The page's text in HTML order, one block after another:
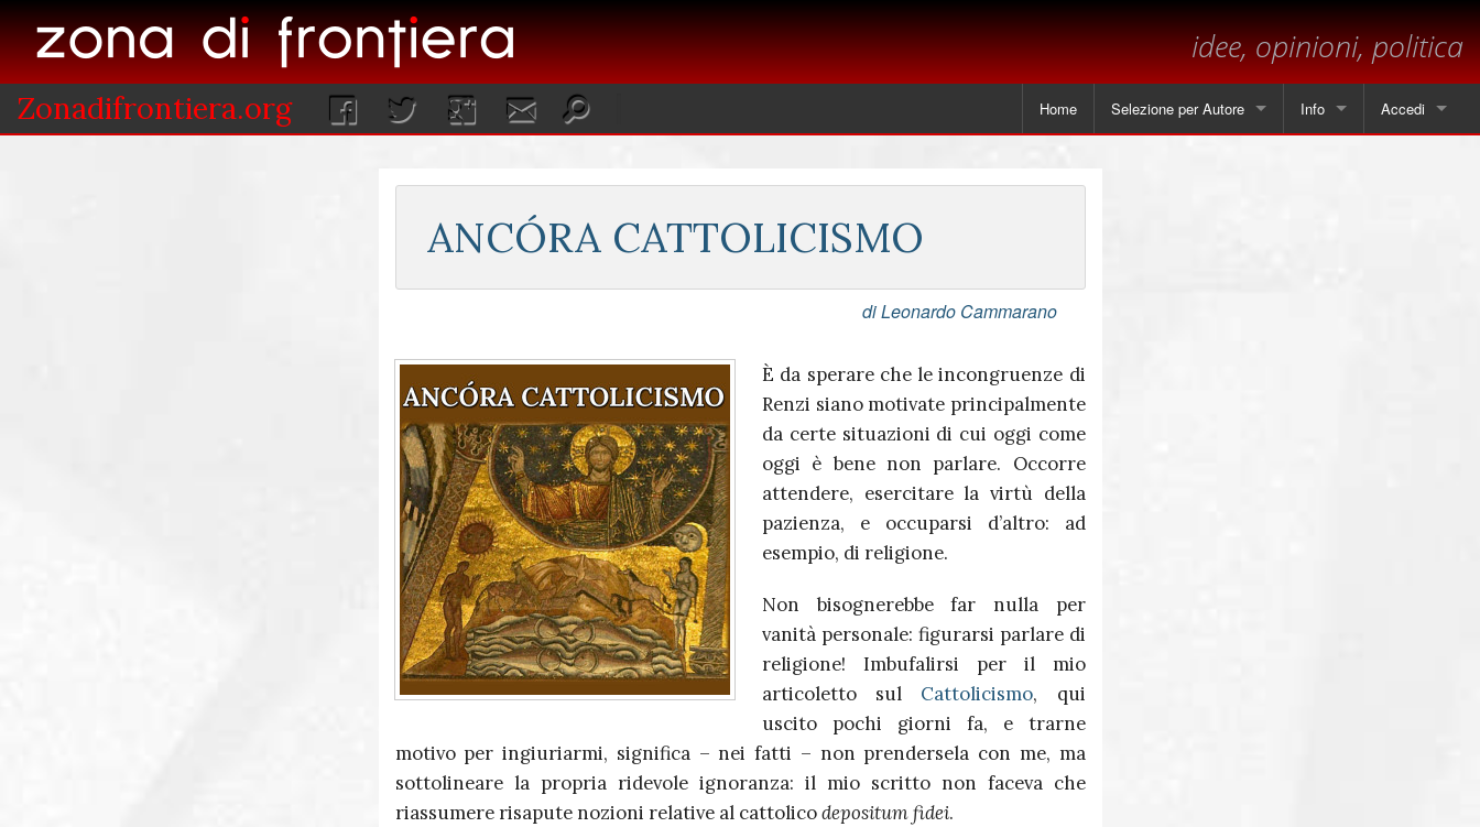
idee, opinioni, politica
Zonadifrontiera.org Home Selezione per Autore Info Accedi
ANCÓRA CATTOLICISMO
di Leonardo Cammarano
È da sperare che le incongruenze di
Renzi siano motivate principalmente
da certe situazioni di cui oggi come
oggi è bene non parlare. Occorre
attendere, esercitare la virtù della
pazienza, e occuparsi d’altro: ad
esempio, di religione.
Non bisognerebbe far nulla per
vanità personale: figurarsi parlare di
religione! Imbufalirsi per il mio
articoletto sul Cattolicismo, qui
uscito pochi giorni fa, e trarne
motivo per ingiuriarmi, significa – nei fatti – non prendersela con me, ma
sottolineare la propria ridevole ignoranza: il mio scritto non faceva che
riassumere risapute nozioni relative al cattolicodepositum fidei.